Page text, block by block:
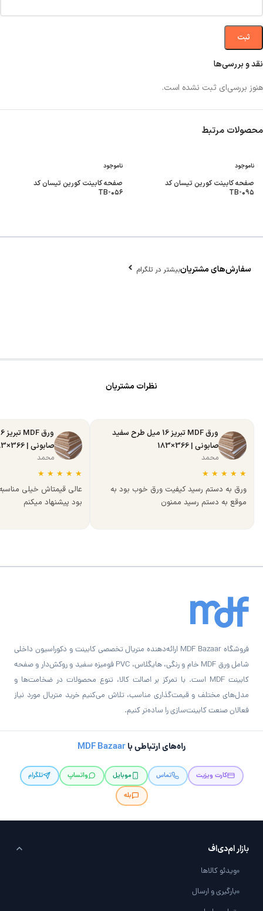
نقد و بررسی‌ها
هنوز بررسی‌ای ثبت نشده است.
محصولات مرتبط
ناموجود
صفحه کابینت کورین تیسان کد
TB-۰۹۵
ناموجود
صفحه کابینت کورین تیسان کد
TB-۰۵۶
سفارش‌های مشتریانبیشتر در تلگرام
نظرات مشتریان
ورق MDF تبریز 16 میل طرح سفید
صابونی | 366×183
محمد
★
★
★
★
★
ورق به دستم رسید کیفیت ورق خوب بود به
موقع به دستم رسید ممنون
صابونی | 366×183
محمد
★
★
★
★
★
عالی قیمتاش خیلی
بود پیشنهاد میکنم
فروشگاه MDF Bazaar ارائه‌دهنده متریال تخصصی کابینت و دکوراسیون داخلی
شامل ورق MDF خام و رنگی، هایگلاس، PVC فومیزه سفید و روکش‌دار و صفحه
کابینت MDF است. با تمرکز بر اصالت کالا، تنوع محصولات در ضخامت‌ها و
مدل‌های مختلف و قیمت‌گذاری مناسب، تلاش می‌کنیم خرید متریال مورد نیاز
فعالان صنعت کابینت‌سازی را ساده‌تر کنیم.
راه‌های ارتباطی باMDF Bazaar
کارت ویزیت تماس موبایل واتساپ
تلگرام
بله
بازار ام‌دی‌اف
ویدئو کالاها
بارگیری و ارسال